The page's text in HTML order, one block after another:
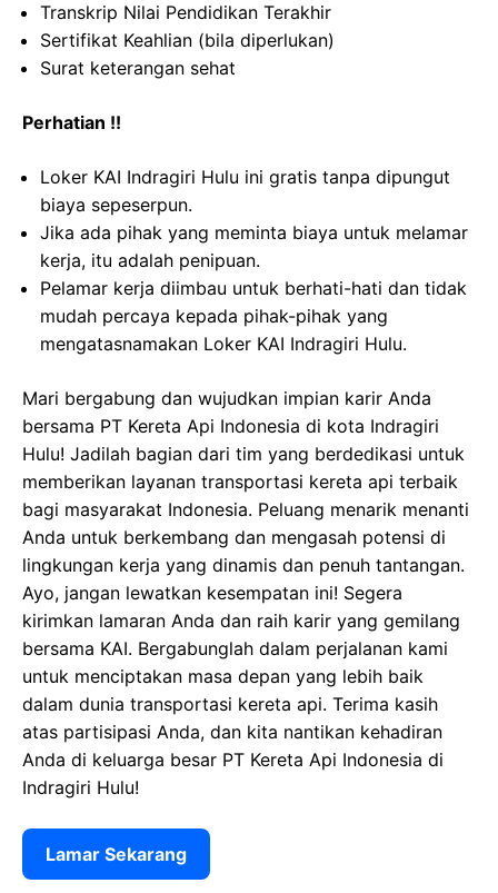
Transkrip Nilai Pendidikan Terakhir
Sertifikat Keahlian (bila diperlukan)
Surat keterangan sehat
Perhatian !!
Loker KAI Indragiri Hulu ini gratis tanpa dipungut
biaya sepeserpun.
Jika ada pihak yang meminta biaya untuk melamar
kerja, itu adalah penipuan.
Pelamar kerja diimbau untuk berhati-hati dan tidak
mudah percaya kepada pihak-pihak yang
mengatasnamakan Loker KAI Indragiri Hulu.
Mari bergabung dan wujudkan impian karir Anda
bersama PT Kereta Api Indonesia di kota Indragiri
Hulu! Jadilah bagian dari tim yang berdedikasi untuk
memberikan layanan transportasi kereta api terbaik
bagi masyarakat Indonesia. Peluang menarik menanti
Anda untuk berkembang dan mengasah potensi di
lingkungan kerja yang dinamis dan penuh tantangan.
Ayo, jangan lewatkan kesempatan ini! Segera
kirimkan lamaran Anda dan raih karir yang gemilang
bersama KAI. Bergabunglah dalam perjalanan kami
untuk menciptakan masa depan yang lebih baik
dalam dunia transportasi kereta api. Terima kasih
atas partisipasi Anda, dan kita nantikan kehadiran
Anda di keluarga besar PT Kereta Api Indonesia di
Indragiri Hulu!
Lamar Sekarang